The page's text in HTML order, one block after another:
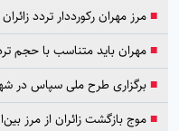
■مرز مهران رکورددار تردد
■مهران باید متناسب با حجم
■برگزاری طرح ملی سپاس در
■موج بازگشت زائران از مرز